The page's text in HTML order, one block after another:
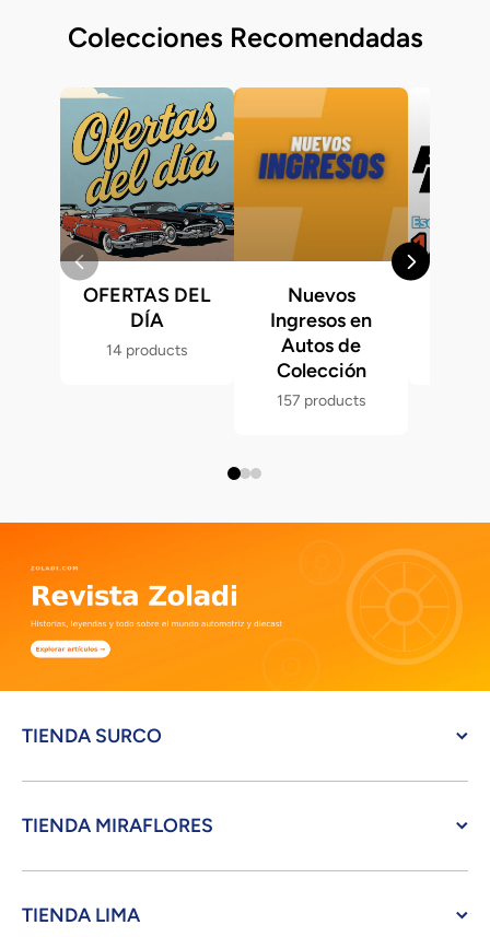
Colecciones Recomendadas
OFERTAS DEL
DÍA
14 products
Nuevos
Ingresos en
Autos de
Colección
157 products
TIENDA SURCO
TIENDA MIRAFLORES
TIENDA LIMA